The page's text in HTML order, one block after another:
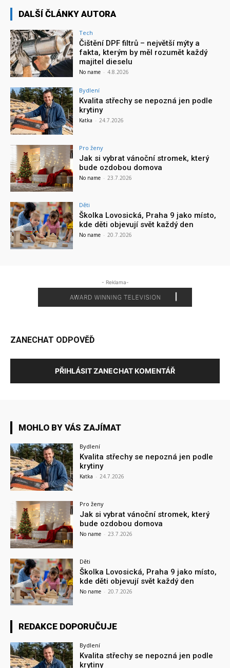
DALŠÍ ČLÁNKY AUTORA
Tech
Čištění DPF filtrů – největší mýty a
fakta, kterým by měl rozumět každý
majitel dieselu
No name - 4.8.2026
Bydlení
Kvalita střechy se nepozná jen podle
krytiny
Katka - 24.7.2026
Pro ženy
Jak si vybrat vánoční stromek, který
bude ozdobou domova
No name - 23.7.2026
Děti
Školka Lovosická, Praha 9 jako místo,
kde děti objevují svět každý den
No name - 20.7.2026
- Reklama-
ZANECHAT ODPOVĚĎ
PŘIHLÁSIT ZANECHAT KOMENTÁŘ
MOHLO BY VÁS ZAJÍMAT
Bydlení
Kvalita střechy se nepozná jen podle
krytiny
Katka - 24.7.2026
Pro ženy
Jak si vybrat vánoční stromek, který
bude ozdobou domova
No name - 23.7.2026
Děti
Školka Lovosická, Praha 9 jako místo,
kde děti objevují svět každý den
No name - 20.7.2026
REDAKCE DOPORUČUJE
Bydlení
Kvalita střechy se nepozná jen podle
krytiny